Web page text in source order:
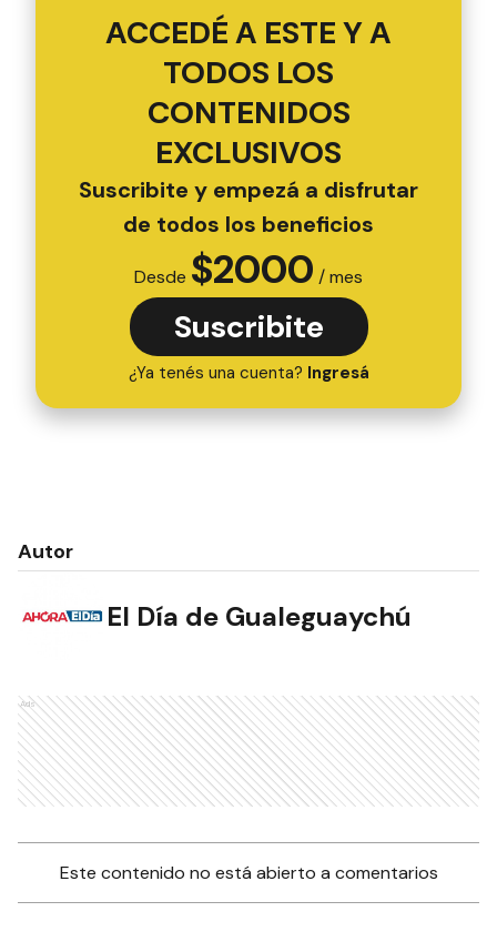
ACCEDÉ A ESTE Y A
TODOS LOS
CONTENIDOS
EXCLUSIVOS
Suscribite y empezá a disfrutar
de todos los beneficios
Desde $2000 / mes
Suscribite
¿Ya tenés una cuenta? Ingresá
Autor
El Día de Gualeguaychú
Ads
Este contenido no está abierto a comentarios